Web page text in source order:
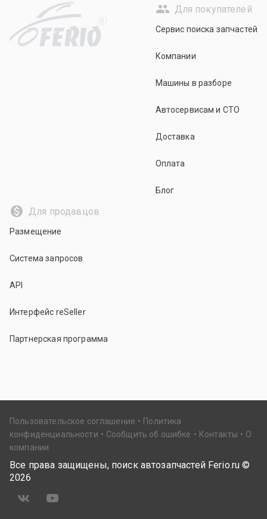
R
Для покупателей
Сервис поиска запчастей
Компании
Машины в разборе
Автосервисам и СТО
Доставка
Оплата
Блог
Для продавцов
Размещение
Система запросов
API
Интерфейс reSeller
Партнерская программа
Пользовательское соглашение
Политика
конфиденциальности
Сообщить об ошибке Контакты
О
компании
Все права защищены, поиск автозапчастей Ferio.ru ©
2026